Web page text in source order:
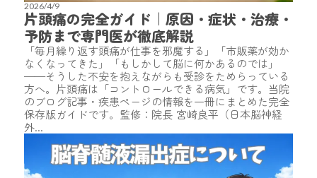
2026/4/9
片頭痛の完全ガイド｜原因・症状・治療・
予防まで専門医が徹底解説
「毎月繰り返す頭痛が仕事を邪魔する」「市販薬が効か
なくなってきた」「もしかして脳に何かあるのでは」
——そうした不安を抱えながらも受診をためらっている
方へ。片頭痛は「コントロールできる病気」です。当院
のブログ記事・疾患ページの情報を一冊にまとめた完全
保存版ガイドです。監修：院長 宮崎良平（日本脳神経
外...